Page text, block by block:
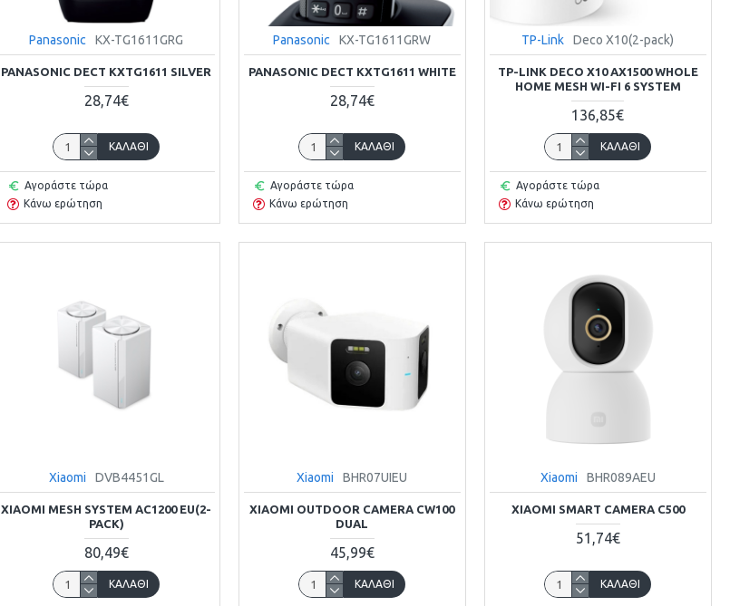
Panasonic KX-TG1611GRG
PANASONIC DECT KXTG1611 SILVER
28,74€
ΚΑΛΆΘΙ
Αγοράστε τώρα
Κάνω ερώτηση
Panasonic KX-TG1611GRW
PANASONIC DECT KXTG1611 WHITE
28,74€
ΚΑΛΆΘΙ
Αγοράστε τώρα
Κάνω ερώτηση
TP-Link Deco X10(2-pack)
TP-LINK DECO X10 AX1500 WHOLE
HOME MESH WI-FI 6 SYSTEM
136,85€
ΚΑΛΆΘΙ
Αγοράστε τώρα
Κάνω ερώτηση
Xiaomi DVB4451GL
XIAOMI MESH SYSTEM AC1200 EU(2-
PACK)
80,49€
ΚΑΛΆΘΙ
Xiaomi BHR07UIEU
XIAOMI OUTDOOR CAMERA CW100
DUAL
45,99€
ΚΑΛΆΘΙ
Xiaomi BHR089AEU
XIAOMI SMART CAMERA C500
51,74€
ΚΑΛΆΘΙ